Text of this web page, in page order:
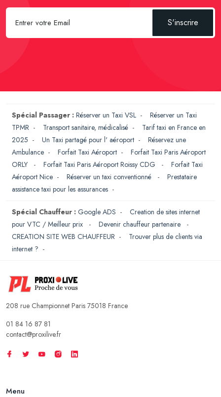
S'inscrire
Spécial Passager : Réserver un Taxi VSL - Réserver un Taxi
TPMR - Transport sanitaire, médicalisé - Tarif taxi en France en
2025 - Un Taxi partagé pour l' aéroport - Réservez une
Ambulance - Forfait Taxi Aéroport - Forfait Taxi Paris Aéroport
ORLY
- Forfait Taxi Paris Aéroport Roissy CDG - Forfait Taxi
Aéroport Nice - Réserver un taxi conventionné - Prestataire
assistance taxi pour les assurances -
Spécial Chauffeur : Google ADS - Creation de sites internet
pour VTC / Meilleur prix
- Devenir chauffeur partenaire
-
CREATION SITE WEB CHAUFFEUR - Trouver plus de clients via
internet ? -
208 rue Championnet Paris 75018 France
01 84 16 87 81
contact@proxilive.fr
Menu